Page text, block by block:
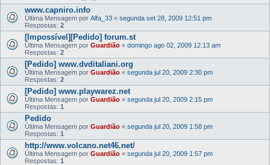
www.capniro.info
Última Mensagem por Alfa_33 « segunda set 28, 2009 12:51 pm
Respostas: 2
[Impossível][Pedido] forum.st
Última Mensagem por Guardião « domingo ago 02, 2009 12:13 am
Respostas: 2
[Pedido] www.dvditaliani.org
Última Mensagem por Guardião « segunda jul 20, 2009 2:30 pm
Respostas: 2
[Pedido] www.playwarez.net
Última Mensagem por Guardião « segunda jul 20, 2009 2:15 pm
Respostas: 1
Pedido
Última Mensagem por Guardião « segunda jul 20, 2009 1:58 pm
Respostas: 1
http://www.volcano.net46.net/
Última Mensagem por Guardião « segunda jul 20, 2009 1:57 pm
Respostas: 1